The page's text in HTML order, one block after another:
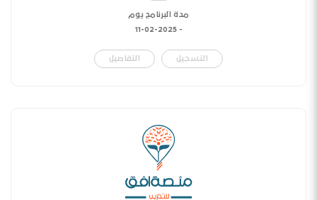
مدة البرنامج يوم
-
11-02-2025
التسجيل التفاصيل